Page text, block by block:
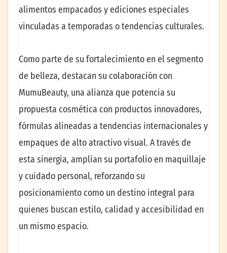
alimentos empacados y ediciones especiales
vinculadas a temporadas o tendencias culturales.
Como parte de su fortalecimiento en el segmento
de belleza, destacan su colaboración con
MumuBeauty, una alianza que potencia su
propuesta cosmética con productos innovadores,
fórmulas alineadas a tendencias internacionales y
empaques de alto atractivo visual. A través de
esta sinergia, amplían su portafolio en maquillaje
y cuidado personal, reforzando su
posicionamiento como un destino integral para
quienes buscan estilo, calidad y accesibilidad en
un mismo espacio.